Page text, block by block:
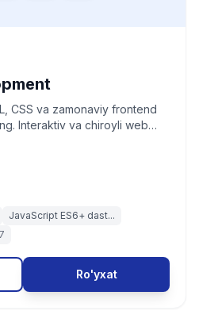
CSS va zamonaviy frontend
Interaktiv va chiroyli web
JavaScript ES6+ dast...
7
Ro'yxat